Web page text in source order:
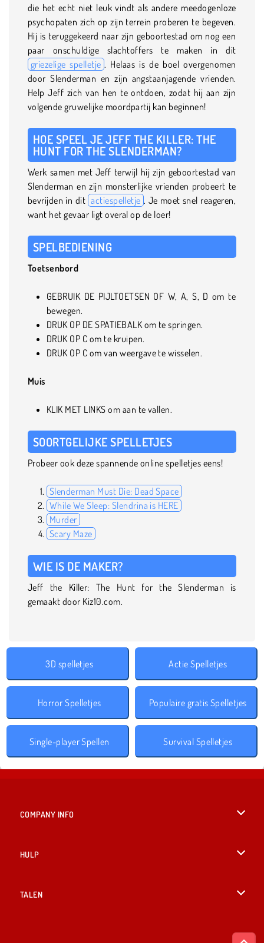
die het echt niet leuk vindt als andere meedogenloze
psychopaten zich op zijn terrein proberen te begeven.
Hij is teruggekeerd naar zijn geboortestad om nog een
paar onschuldige slachtoffers te maken in dit
griezelige spelletje . Helaas is de boel overgenomen
door Slenderman en zijn angstaanjagende vrienden.
Help Jeff zich van hen te ontdoen, zodat hij aan zijn
volgende gruwelijke moordpartij kan beginnen!
HOE SPEEL JE JEFF THE KILLER: THE
HUNT FOR THE SLENDERMAN?
Werk samen met Jeff terwijl hij zijn geboortestad van
Slenderman en zijn monsterlijke vrienden probeert te
bevrijden in dit actiespelletje . Je moet snel reageren,
want het gevaar ligt overal op de loer!
SPELBEDIENING
Toetsenbord
GEBRUIK DE PIJLTOETSEN OF W, A, S, D om te
bewegen.
DRUK OP DE SPATIEBALK om te springen.
DRUK OP C om te kruipen.
DRUK OP C om van weergave te wisselen.
Muis
KLIK MET LINKS om aan te vallen.
SOORTGELIJKE SPELLETJES
Probeer ook deze spannende online spelletjes eens!
Slenderman Must Die: Dead Space
While We Sleep: Slendrina is HERE
Murder
Scary Maze
WIE IS DE MAKER?
Jeff the Killer: The Hunt for the Slenderman is
gemaakt door Kiz10.com.
3D spelletjes Actie Spelletjes
Horror Spelletjes Populaire gratis Spelletjes
Single-player Spellen Survival Spelletjes
COMPANY INFO
HULP
TALEN